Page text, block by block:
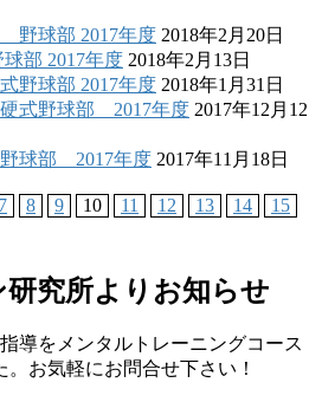
野球部 2017年度 2018年2月20日
部 2017年度 2018年2月13日
野球部 2017年度 2018年1月31日
式野球部 2017年度 2017年12月12
球部 2017年度 2017年11月18日
7 8 9 10 11 12 13 14
15
究所よりお知らせ
導をメンタルトレーニングコース
お気軽にお問合せ下さい！